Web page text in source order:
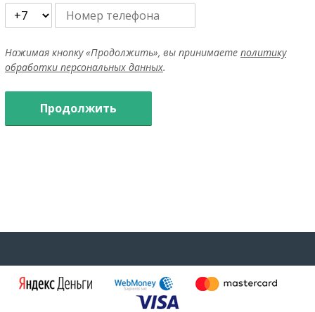
Нажимая кнопку «Продолжить», вы принимаете политику
обработки персональных данных.
Продолжить